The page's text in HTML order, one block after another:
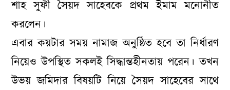
শাহ সুফী সৈয়দ সাহেবকে প্রথম ইমাম মনোনীত
করলেন।
এবার কয়টার সময় নামাজ অনুষ্ঠিত হবে তা নির্ধারণ
নিয়েও উপস্থিত সকলই সিদ্ধান্তহীনতায় পরেন। তখন
উভয় জমিদার বিষয়টি নিয়ে সৈয়দ সাহেবের সাথে